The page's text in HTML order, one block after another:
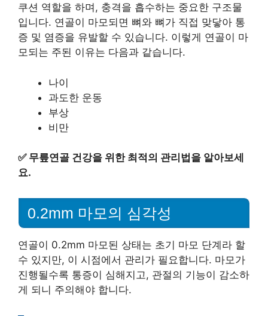
쿠션 역할을 하며, 충격을 흡수하는 중요한 구조물
입니다. 연골이 마모되면 뼈와 뼈가 직접 맞닿아 통
증 및 염증을 유발할 수 있습니다. 이렇게 연골이 마
모되는 주된 이유는 다음과 같습니다.
나이
과도한 운동
부상
비만
✅ 무릎연골 건강을 위한 최적의 관리법을 알아보세
요.
0.2mm 마모의 심각성
연골이 0.2mm 마모된 상태는 초기 마모 단계라 할
수 있지만, 이 시점에서 관리가 필요합니다. 마모가
진행될수록 통증이 심해지고, 관절의 기능이 감소하
게 되니 주의해야 합니다.